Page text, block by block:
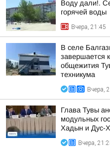
Воду дали!.
горячей воды
Вчера, 21:45
В селе
завершается
общежития
техникума
Вчера,
Глава Тувы
модульных
Хадын и Дус-
Вчера,